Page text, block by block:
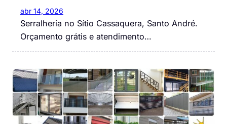
abr 14, 2026
Serralheria no Sítio Cassaquera, Santo André.
Orçamento grátis e atendimento…